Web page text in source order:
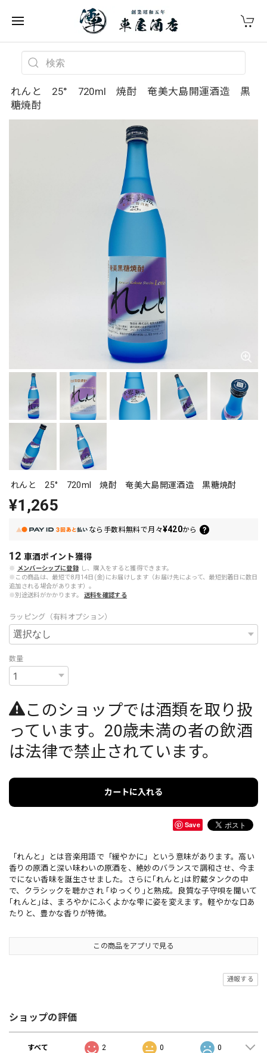
れんと 25° 720ml 焼酎 奄美大島開運酒造 黒
糖焼酎
れんと 25° 720ml 焼酎 奄美大島開運酒造 黒糖焼酎
¥1,265
なら 手数料無料で月々¥420から
12 車酒ポイント獲得
※ メンバーシップに登録 し、購入をすると獲得できます。
※この商品は、最短で8月14日(金)にお届けします（お届け先によって、最短到着日に数日
追加される場合があります）。
※別途送料がかかります。
送料を確認する
ラッピング（有料オプション）
数量
このショップでは酒類を取り扱
っています。20歳未満の者の飲酒
は法律で禁止されています。
カートに入れる
Save
「れんと」とは音楽用語で「緩やかに」という意味があります。高い
香りの原酒と深い味わいの原酒を、絶妙のバランスで調和させ、今ま
でにない香味を誕生させました。さらに｢れんと｣は貯蔵タンクの中
で、クラシックを聴かされ ｢ゆっくり｣と熟成。良質な子守唄を聞いて
｢れんと｣は、まろやかにふくよかな雫に姿を変えます。軽やかな口あ
たりと、豊かな香りが特徴。
この商品をアプリで見る
通報する
ショップの評価
すべて 2 0 0